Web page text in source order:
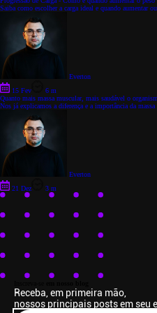
Saiba como escolher a carga ideal e quando aumentar
Everton
15 Fev
6 m
Quanto mais massa muscular, mais saudável o
Nos já explicamos a diferença e a importância da
Everton
21 Dez
3 m
Receba, em primeira mão,
nossos principais posts em seu